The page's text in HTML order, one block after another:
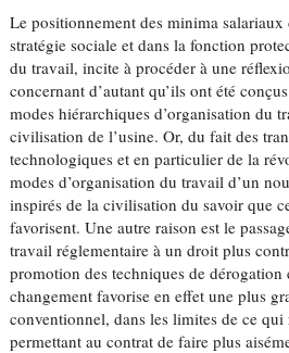
Le positionnement des minima salariaux
stratégie sociale et dans la fonction
du travail, incite à procéder à une
concernant d’autant qu’ils ont été
modes hiérarchiques d’organisation du
civilisation de l’usine. Or, du fait des
technologiques et en particulier de la
modes d’organisation du travail d’un
inspirés de la civilisation du savoir que
favorisent. Une autre raison est le
travail réglementaire à un droit plus
promotion des techniques de
changement favorise en effet une plus
conventionnel, dans les limites de ce
permettant au contrat de faire plus